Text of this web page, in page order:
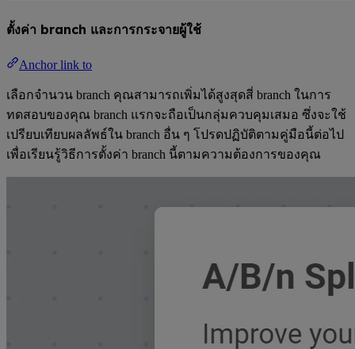
ตั้งค่า branch และการกระจายผู้ใช้
Anchor link to
เลือกจำนวน branch คุณสามารถเพิ่มได้สูงสุดสี่ branch ในการ
ทดสอบของคุณ branch แรกจะถือเป็นกลุ่มควบคุมเสมอ ซึ่งจะใช้
เปรียบเทียบผลลัพธ์ใน branch อื่น ๆ โปรดปฏิบัติตามคู่มือนี้ต่อไป
เพื่อเรียนรู้วิธีการตั้งค่า branch นี้ตามความต้องการของคุณ